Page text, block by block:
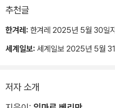
추천글
한겨레: 한겨레 2025년 5월 30일
세계일보: 세계일보 2025년 5월
저자 소개